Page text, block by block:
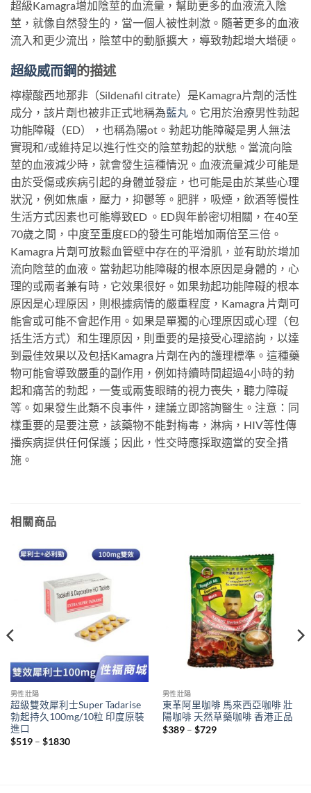
超級Kamagra增加陰莖的血流量，幫助更多的血液流入陰
莖，就像自然發生的，當一個人被性刺激。隨著更多的血液
流入和更少流出，陰莖中的動脈擴大，導致勃起增大增硬。
超級威而鋼的描述
檸檬酸西地那非（Sildenafil citrate）是Kamagra片劑的活性
成分，該片劑也被非正式地稱為藍丸 。它用於治療男性勃起
功能障礙（ED），也稱為陽ot。勃起功能障礙是男人無法
實現和/或維持足以進行性交的陰莖勃起的狀態。當流向陰
莖的血液減少時，就會發生這種情況。血液流量減少可能是
由於受傷或疾病引起的身體並發症，也可能是由於某些心理
狀況，例如焦慮，壓力，抑鬱等。肥胖，吸煙，飲酒等慢性
生活方式因素也可能導致ED 。ED與年齡密切相關，在40至
70歲之間，中度至重度ED的發生可能增加兩倍至三倍。
Kamagra 片劑可放鬆血管壁中存在的平滑肌，並有助於增加
流向陰莖的血液。當勃起功能障礙的根本原因是身體的，心
理的或兩者兼有時，它效果很好。如果勃起功能障礙的根本
原因是心理原因，則根據病情的嚴重程度，Kamagra 片劑可
能會或可能不會起作用。如果是單獨的心理原因或心理（包
括生活方式）和生理原因，則重要的是接受心理諮詢，以達
到最佳效果以及包括Kamagra 片劑在內的護理標準。這種藥
物可能會導致嚴重的副作用，例如持續時間超過4小時的勃
起和痛苦的勃起，一隻或兩隻眼睛的視力喪失，聽力障礙
等。如果發生此類不良事件，建議立即諮詢醫生。注意：同
樣重要的是要注意，該藥物不能對梅毒，淋病，HIV等性傳
播疾病提供任何保護；因此，性交時應採取適當的安全措
施。
相關商品
男性壯陽
超級雙效犀利士Super Tadarise
勃起持久100mg/10粒 印度原裝
進口
$519 – $1830Price
男性壯陽
東革阿里咖啡 馬來西亞咖啡 壯
陽咖啡 天然草藥咖啡 香港正品
$389 – $729Price